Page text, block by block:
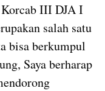
III DJA I
salah satu
bisa berkumpul
Saya berharap